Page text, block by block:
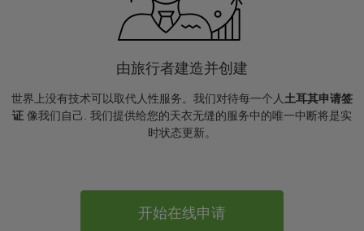
由旅行者建造并创建
世界上没有技术可以取代人性服务。我们对待每一个人 土耳其申请签
证 像我们自己. 我们提供给您的天衣无缝的服务中的唯一中断将是实
时状态更新。
开始在线申请